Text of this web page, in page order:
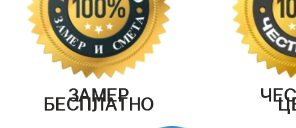
ЗАМЕР
БЕСПЛАТНО